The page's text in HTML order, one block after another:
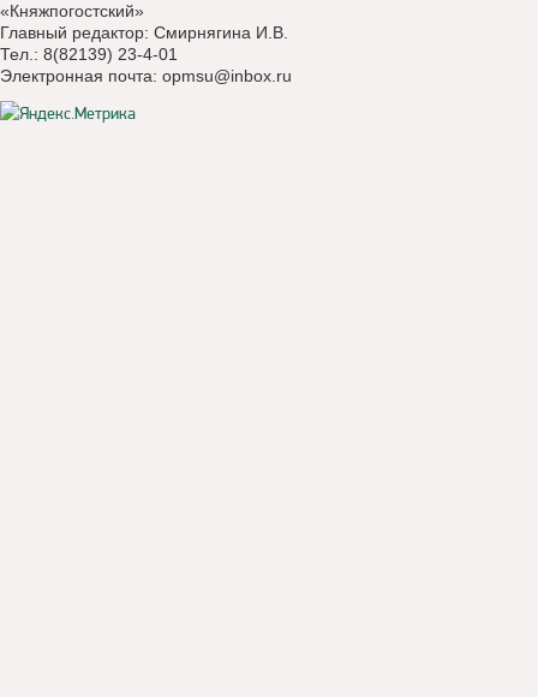
«Княжпогостский»
Главный редактор: Смирнягина И.В.
Тел.: 8(82139) 23-4-01
Электронная почта: opmsu@inbox.ru